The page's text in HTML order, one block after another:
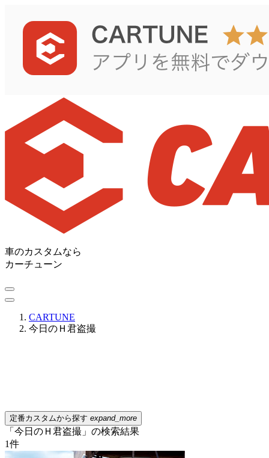
車のカスタムなら
カーチューン
CARTUNE
今日のＨ君盗撮
定番カスタムから探す expand_more
「今日のＨ君盗撮」の検索結果
1件